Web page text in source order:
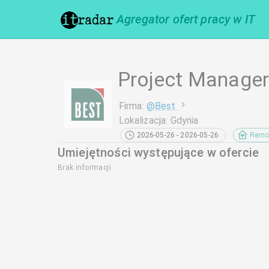
Agregator ofert pracy w IT
Project Manager
Firma: @Best
Lokalizacja: Gdynia
2026-05-26 - 2026-05-26
Umiejętności występujące w ofercie
Brak informacji